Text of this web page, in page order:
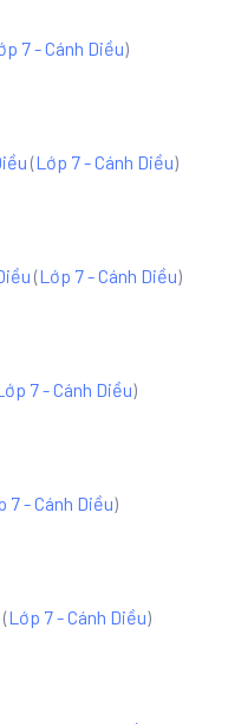
7 - Cánh Diều)
(Lớp 7 - Cánh Diều)
(Lớp 7 - Cánh Diều)
7 - Cánh Diều)
7 - Cánh Diều)
(Lớp 7 - Cánh Diều)